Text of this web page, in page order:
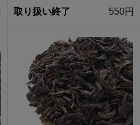
取り扱い終了
550円